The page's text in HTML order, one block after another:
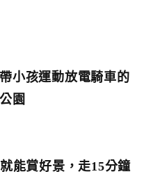
小孩運動放電騎車的
園
能賞好景，走15分鐘